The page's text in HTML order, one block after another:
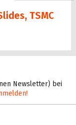
TSMC
Newsletter) bei